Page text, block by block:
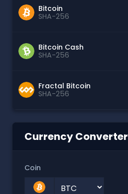
Bitcoin
SHA-256
Bitcoin Cash
SHA-256
Fractal Bitcoin
SHA-256
Currency Converter
Coin